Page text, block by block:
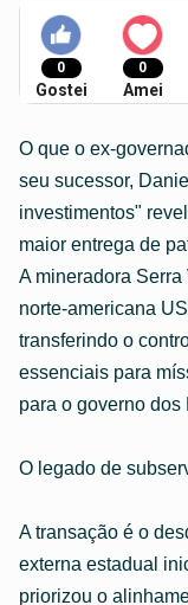
0
Gostei
0
Amei
O que o ex-
seu sucessor,
investimentos"
maior entrega de
A mineradora
norte-americana
transferindo o
essenciais para
para o governo dos
O legado de
A transação é o
externa estadual
priorizou o